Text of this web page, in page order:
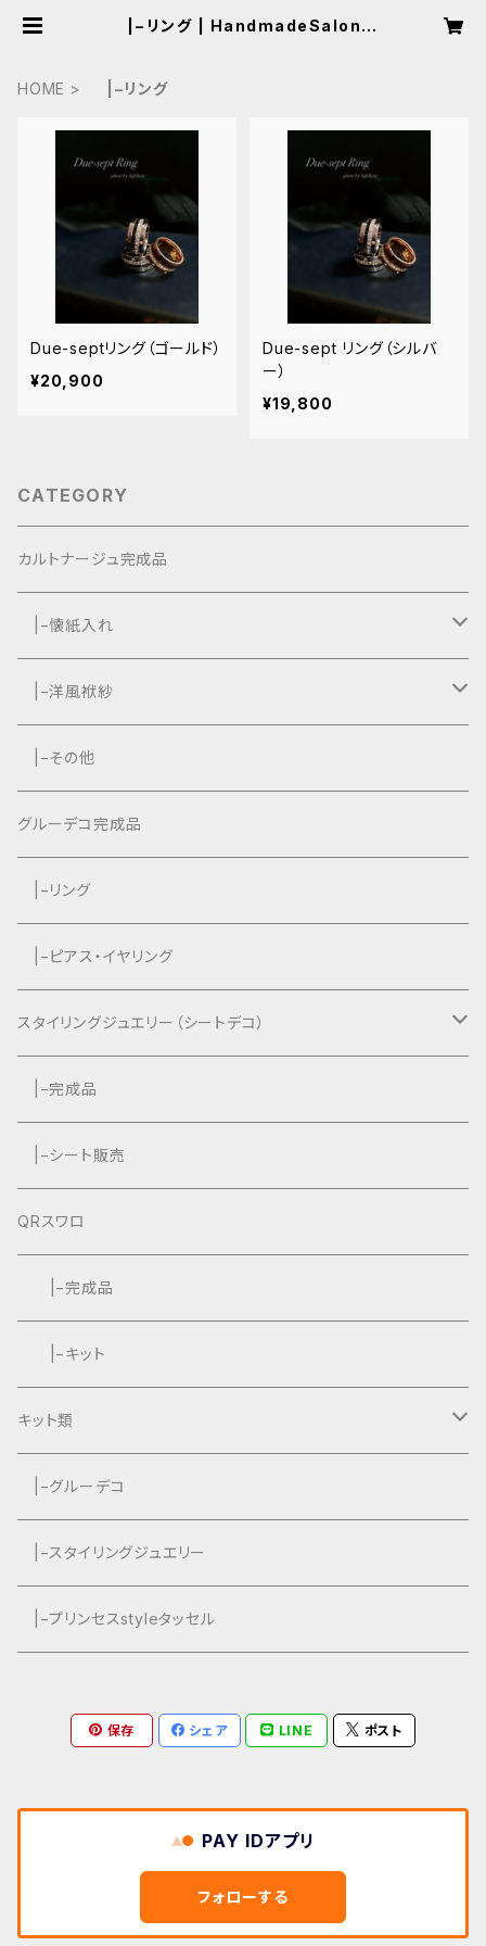
|−リング | HandmadeSalon L
HOME |−リング
Due-septリング（ゴールド）
¥20,900
Due-sept リング（シルバ
ー）
¥19,800
CATEGORY
カルトナージュ完成品
|−懐紙入れ
|−タッセル付き
|−タッセルなし
|−洋風袱紗
|−タッセル付き
|−タッセルなし
|−その他
グルーデコ完成品
|−リング
|−ピアス・イヤリング
スタイリングジュエリー（シートデコ）
数秘＆カラー®︎コラボ作品
|−完成品
|−シート販売
QRスワロ
|−完成品
|−キット
キット類
グルーデコ
|−グルーデコ
|−スタイリングジュエリー
|−プリンセスstyleタッセル
保存 シェア LINE ポスト
PAY IDアプリ
フォローする